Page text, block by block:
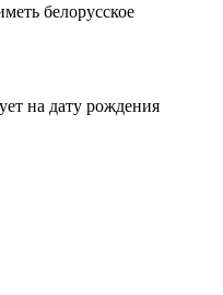
белорусское
на дату рождения